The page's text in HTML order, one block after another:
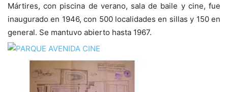
Mártires, con piscina de verano, sala de baile y cine, fue
inaugurado en 1946, con 500 localidades en sillas y 150 en
general. Se mantuvo abierto hasta 1967.